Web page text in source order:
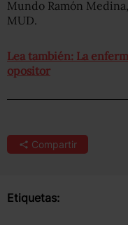
Mundo Ramón
MUD.
Lea también: La
opositor
Compartir
Etiquetas: